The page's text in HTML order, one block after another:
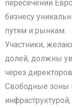
пересечении
бизнесу
путям и рынкам.
Участники,
долей, должны
через
Свободные зоны